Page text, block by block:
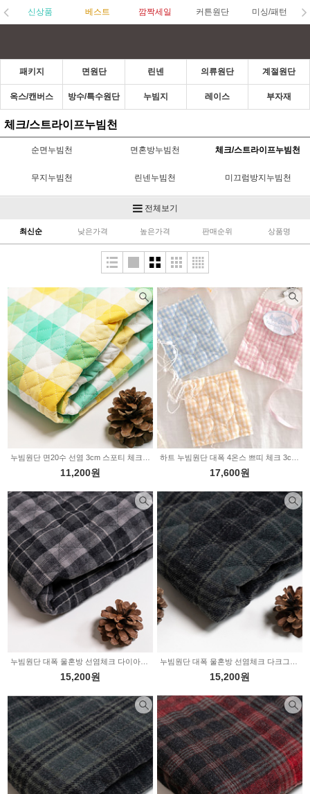
신상품 베스트 깜짝세일 커튼원단 미싱/패턴
패키지 면원단 린넨 의류원단 계절원단
옥스/캔버스 방수/특수원단 누빔지 레이스 부자재
체크/스트라이프누빔천
순면누빔천 면혼방누빔천 체크/스트라이프누빔천
무지누빔천 린넨누빔천 미끄럼방지누빔천
도트누빔천
대폭누빔천 공단누빔천 인견/리플누빔천
누빔수공비
전체보기
최신순 낮은가격 높은가격 판매순위 상품명
11,200원 17,600원
15,200원 15,200원